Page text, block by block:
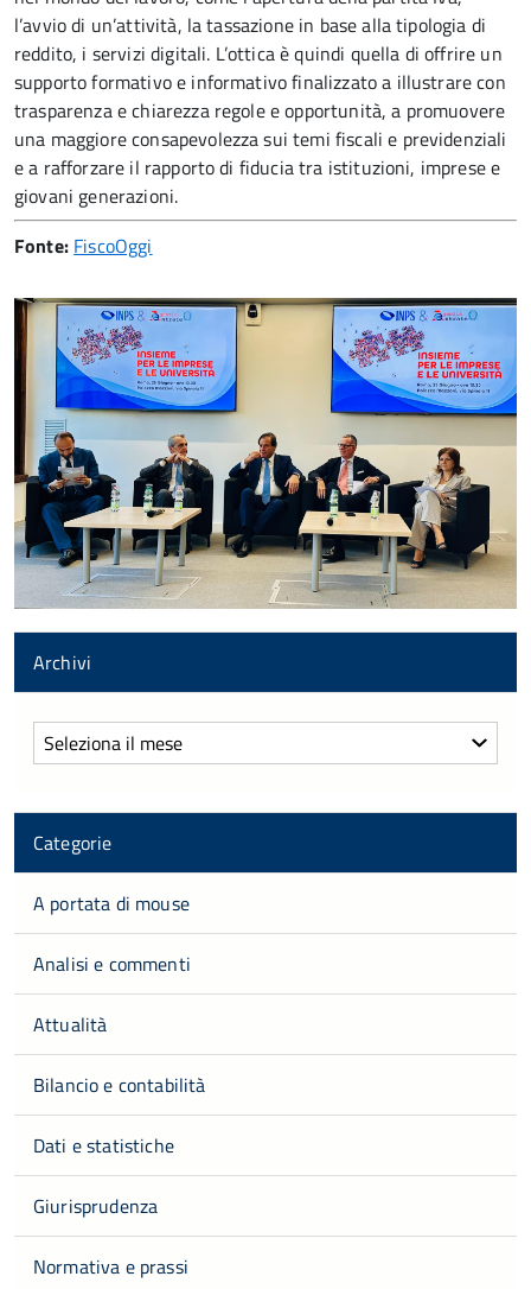
l’avvio di un’attività, la tassazione in base alla tipologia di
reddito, i servizi digitali. L’ottica è quindi quella di offrire un
supporto formativo e informativo finalizzato a illustrare con
trasparenza e chiarezza regole e opportunità, a promuovere
una maggiore consapevolezza sui temi fiscali e previdenziali
e a rafforzare il rapporto di fiducia tra istituzioni, imprese e
giovani generazioni.
Fonte: FiscoOggi
Archivi
Archivi
Categorie
A portata di mouse
Analisi e commenti
Attualità
Bilancio e contabilità
Dati e statistiche
Giurisprudenza
Normativa e prassi